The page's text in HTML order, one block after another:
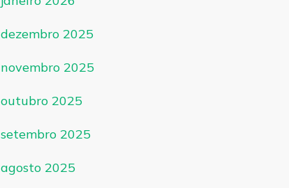
dezembro 2025
novembro 2025
outubro 2025
setembro 2025
agosto 2025